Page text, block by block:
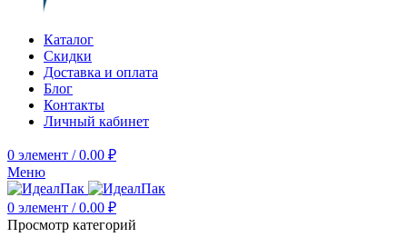
Каталог
Скидки
Доставка и оплата
Блог
Контакты
Личный кабинет
0 элемент / 0.00 ₽
Меню
0 элемент / 0.00 ₽
Просмотр категорий